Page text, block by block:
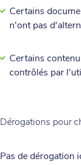
Certains
n'ont pas
Certains
contrôlés par
Dérogations pour
Pas de dérogation